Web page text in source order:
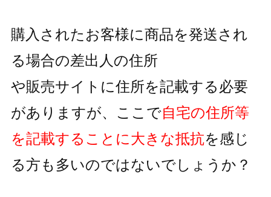
購入されたお客様に商品を発送され
る場合の差出人の住所
や販売サイトに住所を記載する必要
がありますが、 ここで自宅の住所等
を記載することに大きな抵抗を感じ
る方も多いのではないでしょうか？